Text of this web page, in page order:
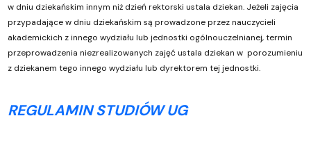
w dniu dziekańskim innym niż dzień rektorski ustala dziekan. Jeżeli zajęcia
przypadające w dniu dziekańskim są prowadzone przez nauczycieli
akademickich z innego wydziału lub jednostki ogólnouczelnianej, termin
przeprowadzenia niezrealizowanych zajęć ustala dziekan w porozumieniu
z dziekanem tego innego wydziału lub dyrektorem tej jednostki.
REGULAMIN STUDIÓW UG